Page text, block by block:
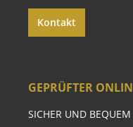
Kontakt
GEPRÜFTER
SICHER UND